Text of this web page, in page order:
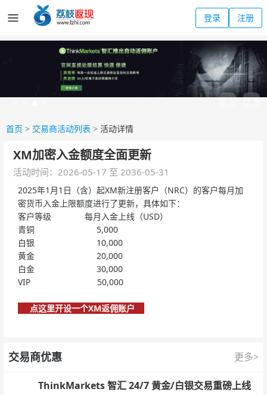
登录 注册
首页 > 交易商活动列表 > 活动详情
XM加密入金额度全面更新
活动时间：2026-05-17 至 2036-05-31
2025年1月1日（含）起XM新注册客户（NRC）的客户每月加
密货币入金上限额度进行了更新，具体如下：
客户等级 每月入金上线（USD）
青铜 5,000
白银 10,000
黄金 20,000
白金 30,000
VIP 50,000
点这里开设一个XM返佣账户
交易商优惠 更多>
ThinkMarkets 智汇 24/7 黄金/白银交易重磅上线